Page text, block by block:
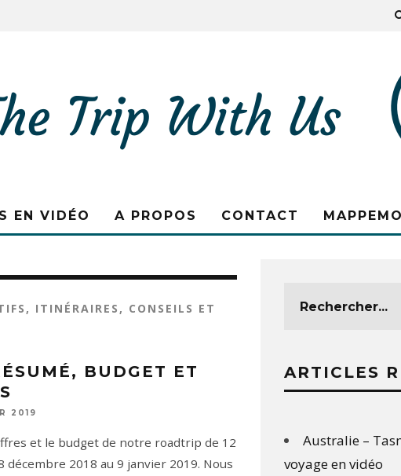
EN VIDÉO A PROPOS CONTACT
ITINÉRAIRES, CONSEILS ET
BUDGET ET
2019
et le budget de notre roadtrip de 12
décembre 2018 au 9 janvier 2019. Nous
ARTICLES
Australie –
voyage en vidéo